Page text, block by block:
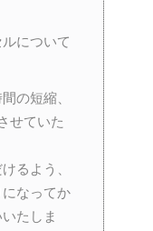
について
の短縮、
せていた
るよう、
なってか
たしま